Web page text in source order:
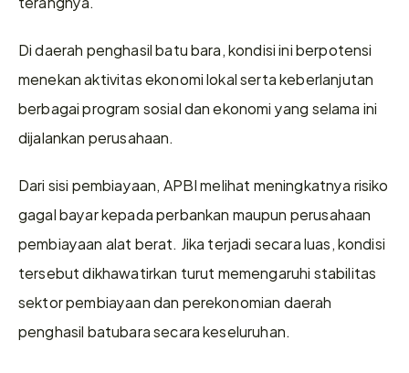
Di daerah penghasil batu bara, kondisi ini berpotensi
menekan aktivitas ekonomi lokal serta keberlanjutan
berbagai program sosial dan ekonomi yang selama ini
dijalankan perusahaan.
Dari sisi pembiayaan, APBI melihat meningkatnya risiko
gagal bayar kepada perbankan maupun perusahaan
pembiayaan alat berat. Jika terjadi secara luas, kondisi
tersebut dikhawatirkan turut memengaruhi stabilitas
sektor pembiayaan dan perekonomian daerah
penghasil batubara secara keseluruhan.